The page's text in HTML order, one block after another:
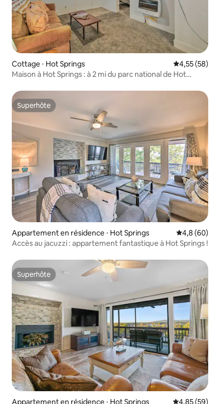
Cottage ⋅ Hot Springs Évaluation
4,55 (58)
Maison à Hot Springs : à 2 mi du parc national de Hot
Superhôte
Superhôte
Appartement en résidence ⋅ Hot Springs Évaluation
4,8 (60)
Accès au jacuzzi : appartement fantastique à Hot Springs !
Superhôte
Superhôte
Appartement en résidence ⋅ Hot Springs Évaluation
4,85 (59)